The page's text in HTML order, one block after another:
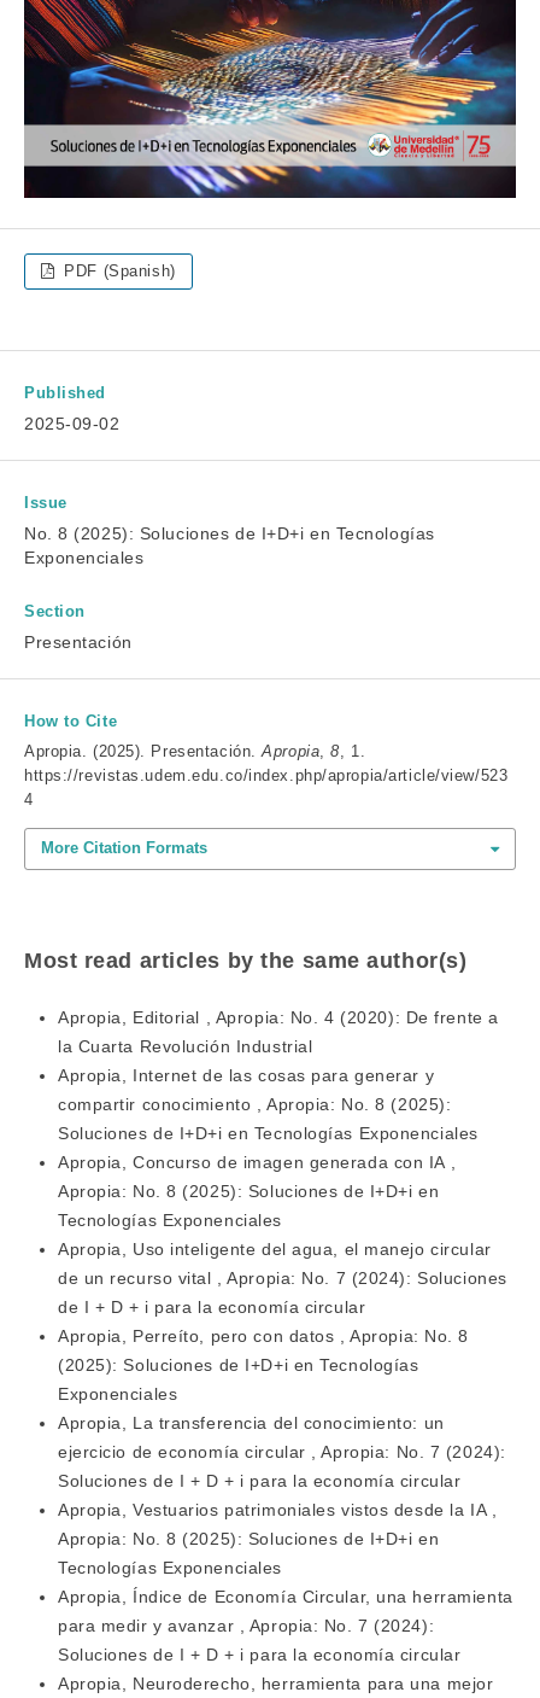
PDF (Spanish)
Published
2025-09-02
Issue
No. 8 (2025): Soluciones de I+D+i en Tecnologías
Exponenciales
Section
Presentación
How to Cite
Apropia. (2025). Presentación.Apropia,8, 1.
https://revistas.udem.edu.co/index.php/apropia/article/view/523
4
More Citation Formats
Most read articles by the same author(s)
Apropia, Editorial
Apropia: No. 4 (2020): De frente a
la Cuarta Revolución Industrial
Apropia, Internet de las cosas para generar y
compartir conocimiento
Apropia: No. 8 (2025):
Soluciones de I+D+i en Tecnologías Exponenciales
Apropia,Concurso de imagen generada con IA
Apropia: No. 8 (2025): Soluciones de I+D+i en
Tecnologías Exponenciales
Apropia, Uso inteligente del agua, el manejo circular
de un recurso vital
,Apropia: No. 7 (2024): Soluciones
de I + D + i para la economía circular
Apropia, Perreíto, pero con datos ,Apropia: No. 8
(2025): Soluciones de I+D+i en Tecnologías
Exponenciales
Apropia, La transferencia del conocimiento: un
ejercicio de economía circular
,Apropia: No. 7 (2024):
Soluciones de I + D + i para la economía circular
Apropia,Vestuarios patrimoniales vistos desde la IA
Apropia: No. 8 (2025): Soluciones de I+D+i en
Tecnologías Exponenciales
Apropia, Índice de Economía Circular, una herramienta
para medir y avanzar
Apropia: No. 7 (2024):
Soluciones de I + D + i para la economía circular
Apropia, Neuroderecho, herramienta para una mejor